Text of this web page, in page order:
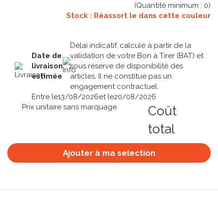
(Quantité minimum : 0)
Stock : Réassort le dans cette couleur
Date de
livraison
estimée
Délai indicatif, calculé à partir de la
validation de votre Bon à Tirer (BAT) et
sous réserve de disponibilité des
articles. Il ne constitue pas un
engagement contractuel.
Entre le13/08/2026et le20/08/2026
Prix unitaire sans marquage
Coût
total
Ajouter à ma selection